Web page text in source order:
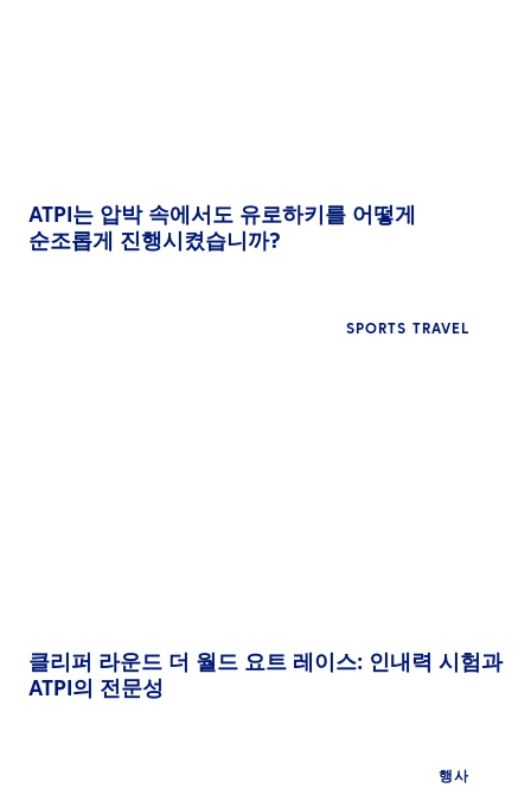
ATPI는 압박 속에서도 유로하키를 어떻게
순조롭게 진행시켰습니까?
SPORTS TRAVEL
클리퍼 라운드 더 월드 요트 레이스: 인내력 시험과
ATPI의 전문성
행사